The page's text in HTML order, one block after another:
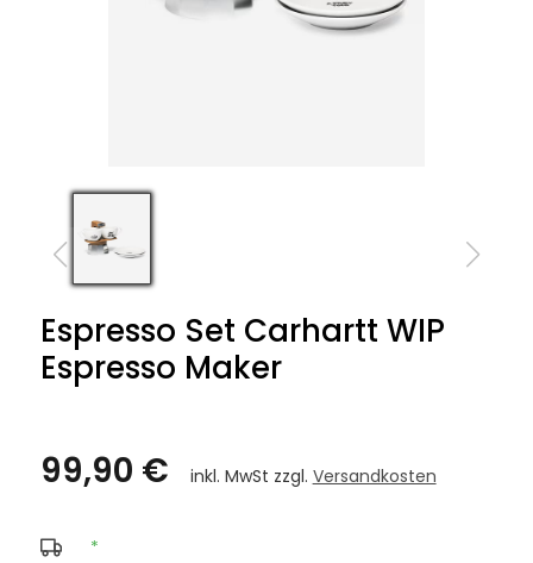
Espresso Set Carhartt WIP
Espresso Maker
99,90 € inkl. MwSt zzgl. Versandkosten
*